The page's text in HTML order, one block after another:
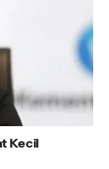
Kecil